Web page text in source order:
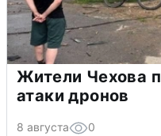
Жители Чехова
атаки дронов
8 августа 0